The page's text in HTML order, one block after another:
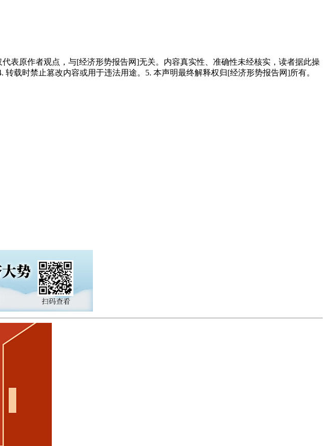
表原作者观点，与[经济形势报告网]无关。内容真实性、准确性未经核实，读者据此操
载时禁止篡改内容或用于违法用途。5. 本声明最终解释权归[经济形势报告网]所有。